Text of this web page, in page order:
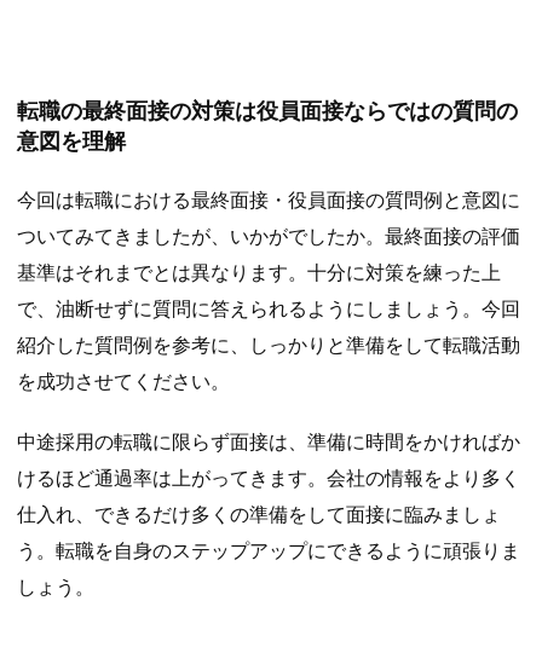
転職の最終面接の対策は役員面接ならではの質問の
意図を理解
今回は転職における最終面接・役員面接の質問例と意図に
ついてみてきましたが、いかがでしたか。最終面接の評価
基準はそれまでとは異なります。十分に対策を練った上
で、油断せずに質問に答えられるようにしましょう。今回
紹介した質問例を参考に、しっかりと準備をして転職活動
を成功させてください。
中途採用の転職に限らず面接は、準備に時間をかければか
けるほど通過率は上がってきます。会社の情報をより多く
仕入れ、できるだけ多くの準備をして面接に臨みましょ
う。転職を自身のステップアップにできるように頑張りま
しょう。